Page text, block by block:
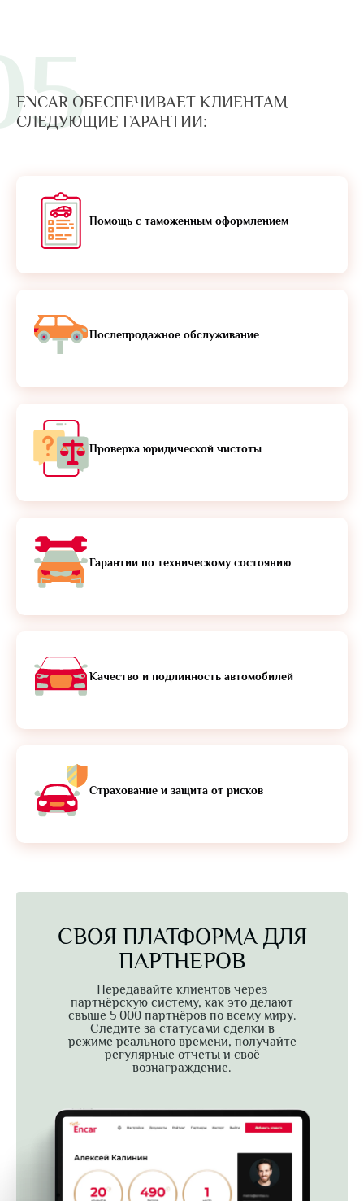
ENCAR ОБЕСПЕЧИВАЕТ КЛИЕНТАМ
СЛЕДУЮЩИЕ ГАРАНТИИ:
Помощь с таможенным оформлением
Послепродажное обслуживание
Проверка юридической чистоты
Гарантии по техническому состоянию
Качество и подлинность автомобилей
Страхование и защита от рисков
СВОЯ ПЛАТФОРМА ДЛЯ
ПАРТНЕРОВ
Передавайте клиентов через
партнёрскую систему, как это делают
свыше 5 000 партнёров по всему миру.
Следите за статусами сделки в
режиме реального времени, получайте
регулярные отчеты и своё
вознаграждение.